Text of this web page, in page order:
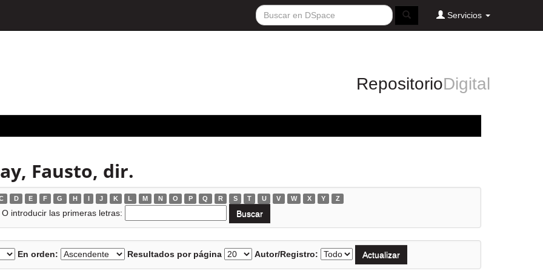
Servicios
RepositorioDigital
Fausto, dir.
D E F G H I J K L M N O P Q R S T U V W X Y Z
O introducir las primeras letras:
En orden: Resultados por página Autor/Registro: